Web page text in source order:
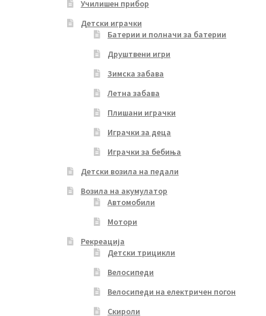
Училишен прибор
Детски играчки
Батерии и полначи за батерии
Друштвени игри
Зимска забава
Летна забава
Плишани играчки
Играчки за деца
Играчки за бебиња
Детски возила на педали
Возила на акумулатор
Автомобили
Мотори
Рекреација
Детски трицикли
Велосипеди
Велосипеди на електричен погон
Скироли